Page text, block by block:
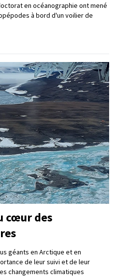
en océanographie ont mené
à bord d'un voilier de
cœur des
géants en Arctique et en
de leur suivi et de leur
changements climatiques